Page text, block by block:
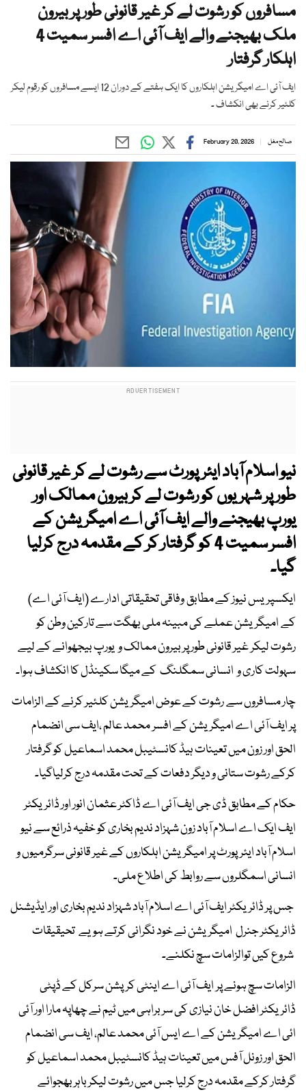
مسافروں کو رشوت لے کر غیر قانونی طور پر بیرون
ملک بھیجنے والے ایف آئی اے افسر سمیت 4
اہلکار گرفتار
ایف آئی اے امیگریشن اہلکاروں کا ایک ہفتے کے دوران 12 ایسے مسافروں کو رقوم لیکر
کلئیر کرنے بھی انکشاف ۔
صالح مغل February 20, 2026
نیو اسلام آباد ایئرپورٹ سے رشوت لے کر غیر قانونی
طور پر شہریوں کو رشوت لے کر بیرون ممالک اور
یورپ بھیجنے والے ایف آئی اے امیگریشن کے
افسر سمیت 4 کو گرفتار کر کے مقدمہ درج کرلیا
گیا۔
ایکسپریس نیوز کے مطابق وفاقی تحقیقاتی ادارے (ایف آئی اے)
کے امیگریشن عملے کی مبینہ ملی بھگت سے تارکین وطن کو
رشوت لیکر غیر قانونی طور پر بیرون ممالک و یورپ بیجھوانے کے لیے
سہولت کاری و انسانی سمگلنگ کے میگا سکینڈل کا انکشاف ہوا۔
چار مسافروں سے رشوت کے عوض امیگریشن کلئیر کرنے کے الزامات
پر ایف آئی اے امیگریشن کے افسر محمد عالم ،ایف سی انضمام
الحق اور زون میں تعینات ہیڈ کانسٹیبل محمد اسماعیل کو گرفتار
کرکے رشوت ستانی و دیگر دفعات کے تحت مقدمہ درج کرلیاگیا۔
حکام کے مطابق ڈی جی ایف آئی اے ڈاکٹر عثمان انور اور ڈائریکٹر
ایف ایک اے اسلام آباد زون شہزاد ندیم بخاری کو خفیہ ذرائع سے نیو
اسلام آباد ایئرپورٹ پر امیگریشن اہلکاروں کے غیر قانونی سرگرمیوں و
انسانی اسمگلروں سے روابط کی اطلاع ملی۔
جس پر ڈائریکٹر ایف آئی اے اسلام آباد شہزاد ندیم بخاری اور ایڈیشنل
ڈائریکٹر جنرل امیگریشن نے خود نگرانی کرتے ہویے تحیقیقات
شروع کیں توالزامات سچ نکلنے۔
الزامات سچ ہونے پر ایف آئی اے اینٹی کرپشن سرکل کے ڈپٹی
ڈائریکٹر افضل خان نیازی کی سربراہی میں ٹیم نے چھاپہ مارا اور آئی
ائی اے امیگریشن کے اے ایس آئی محمد عالم، ایف سی انضمام
الحق اور زونل آفس میں تعینات ہیڈ کانسٹیبل محمد اسماعیل کو
گرفتار کرکے مقدمہ درج کرلیا جس میں رشوت لیکر باہر بھجوائے